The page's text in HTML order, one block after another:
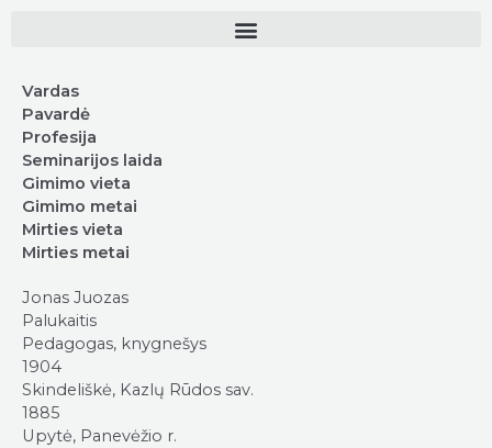
Vardas
Pavardė
Profesija
Seminarijos laida
Gimimo vieta
Gimimo metai
Mirties vieta
Mirties metai
Jonas Juozas
Palukaitis
Pedagogas, knygnešys
1904
Skindeliškė, Kazlų Rūdos sav.
1885
Upytė, Panevėžio r.